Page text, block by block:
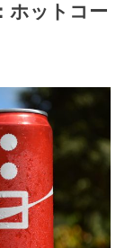
ホットコー